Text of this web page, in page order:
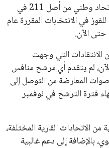
تحقق من قهوتك المغشوشة 7 علامات تدل
قبل أول رشفة
أحدث الأخبار، التحديثات
اشتراك